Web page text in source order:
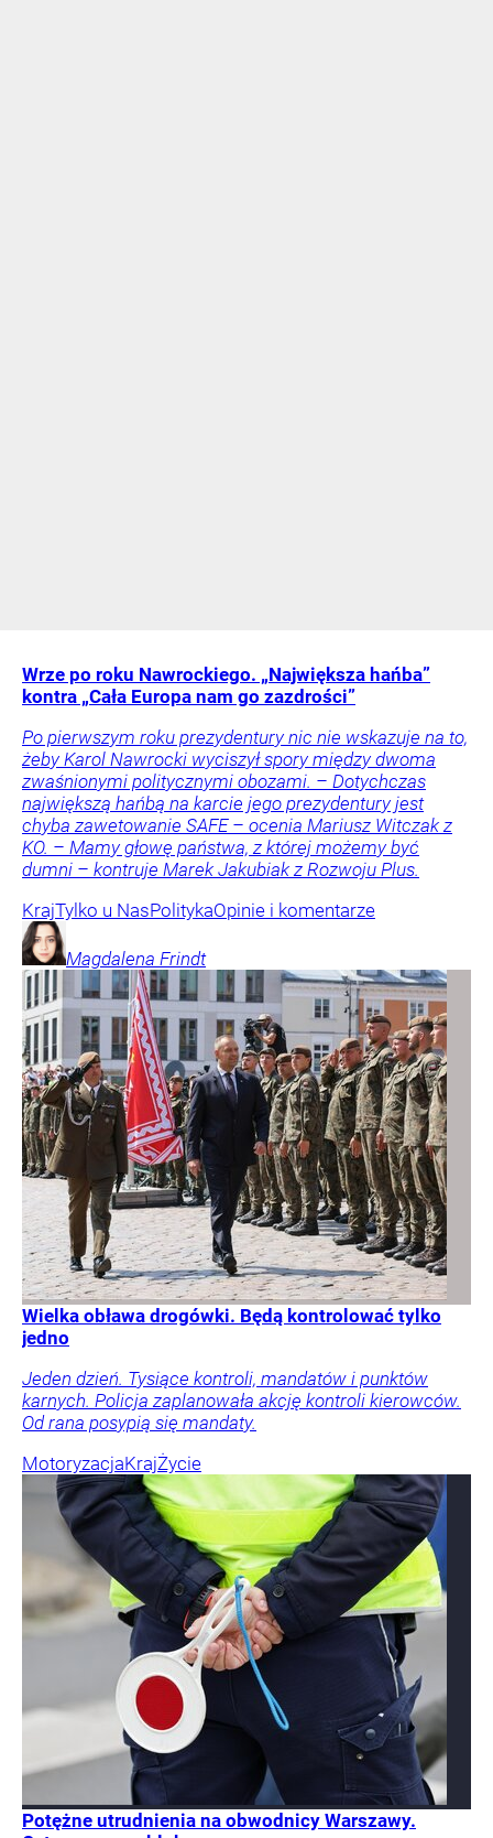
Wrze po roku Nawrockiego. „Największa hańba”
kontra „Cała Europa nam go zazdrości”
Po pierwszym roku prezydentury nic nie wskazuje na to,
żeby Karol Nawrocki wyciszył spory między dwoma
zwaśnionymi politycznymi obozami. – Dotychczas
największą hańbą na karcie jego prezydentury jest
chyba zawetowanie SAFE – ocenia Mariusz Witczak z
KO. – Mamy głowę państwa, z której możemy być
dumni – kontruje Marek Jakubiak z Rozwoju Plus.
KrajTylko u NasPolitykaOpinie i komentarze
Magdalena Frindt
Wielka obława drogówki. Będą kontrolować tylko
jedno
Jeden dzień. Tysiące kontroli, mandatów i punktów
karnych. Policja zaplanowała akcję kontroli kierowców.
Od rana posypią się mandaty.
MotoryzacjaKrajŻycie
Potężne utrudnienia na obwodnicy Warszawy.